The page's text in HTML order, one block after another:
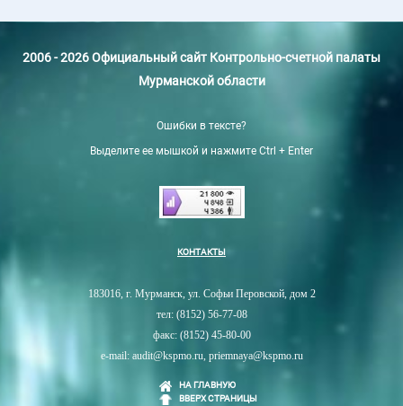
2006 - 2026 Официальный сайт Контрольно-счетной палаты
Мурманской области
Ошибки в тексте?
Выделите ее мышкой и нажмите Ctrl + Enter
КОНТАКТЫ
183016, г. Мурманск, ул. Софьи Перовской, дом 2
тел: (8152) 56-77-08
факс: (8152) 45-80-00
e-mail: audit@kspmo.ru, priemnaya@kspmo.ru
НА ГЛАВНУЮ
ВВЕРХ СТРАНИЦЫ